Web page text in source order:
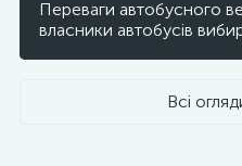
Переваги автобусного
власники автобусів
Всі